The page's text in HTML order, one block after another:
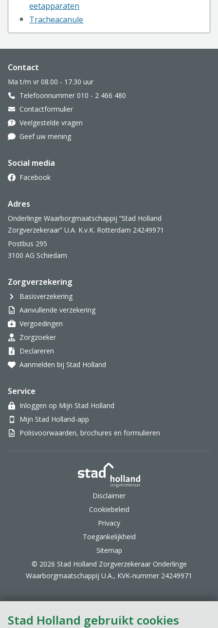
Stad Holland gebruikt cookies
eetapparaten
Tracheacanule
Website footer
Contact
Ma t/m vr 08.00 - 17.30 uur
Telefoonnummer 010 - 2 466 480
Contactformulier
Veelgestelde vragen
Geef uw mening
Social media
Facebook
Adres
Onderlinge Waarborgmaatschappij ”Stad Holland
Zorgverzekeraar” U.A. K.v.K. Rotterdam 24249971
Postbus 295
3100 AG Schiedam
Zorgverzekering
Basisverzekering
Aanvullende verzekering
Vergoedingen
Zorgzoeker
Declareren
Aanmelden bij Stad Holland
Service
Inloggen op Mijn Stad Holland
Mijn Stad Holland-app
Polisvoorwaarden, brochures en formulieren
Disclaimer
Cookiebeleid
Privacy
Toegankelijkheid
Sitemap
© 2026 Stad Holland Zorgverzekeraar Onderlinge
Waarborgmaatschappij U.A., KVK-nummer 24249971